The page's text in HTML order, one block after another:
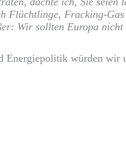
Flüchtlinge, Fracking-
Wir sollten Europa nicht
würden wir